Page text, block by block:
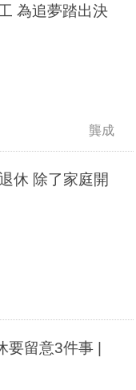
為追夢踏出決
龔成
休 除了家庭開
要留意3件事 |